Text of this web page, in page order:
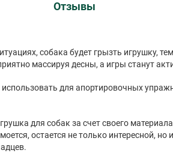
Отзывы
собака будет грызть игрушку,
массируя десны, а игры станут
для апортировочных
для собак за счет своего
остается не только интересной, но